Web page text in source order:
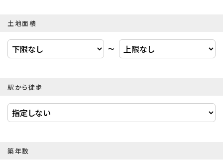
土地面積
〜
駅から徒歩
築年数